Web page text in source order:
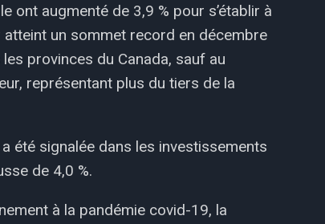
ont augmenté de 3,9 % pour s’établir à
un sommet record en décembre
provinces du Canada, sauf au
représentant plus du tiers de la
été signalée dans les investissements
de 4,0 %.
à la pandémie covid-19, la